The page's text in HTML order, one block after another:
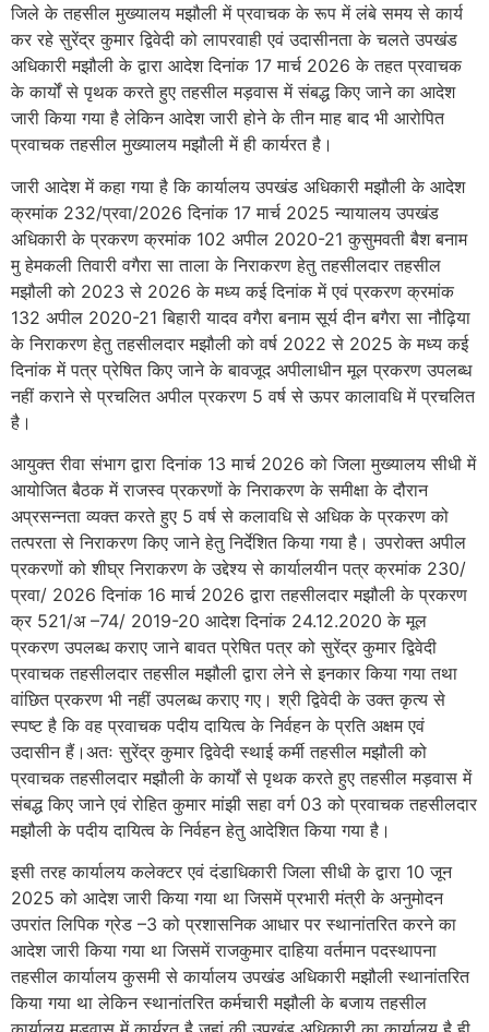
जिले के तहसील मुख्यालय मझौली में प्रवाचक के रूप में लंबे समय से कार्य
कर रहे सुरेंद्र कुमार द्विवेदी को लापरवाही एवं उदासीनता के चलते उपखंड
अधिकारी मझौली के द्वारा आदेश दिनांक 17 मार्च 2026 के तहत प्रवाचक
के कार्यों से पृथक करते हुए तहसील मड़वास में संबद्ध किए जाने का आदेश
जारी किया गया है लेकिन आदेश जारी होने के तीन माह बाद भी आरोपित
प्रवाचक तहसील मुख्यालय मझौली में ही कार्यरत है।
जारी आदेश में कहा गया है कि कार्यालय उपखंड अधिकारी मझौली के आदेश
क्रमांक 232/प्रवा/2026 दिनांक 17 मार्च 2025 न्यायालय उपखंड
अधिकारी के प्रकरण क्रमांक 102 अपील 2020-21 कुसुमवती बैश बनाम
मु हेमकली तिवारी वगैरा सा ताला के निराकरण हेतु तहसीलदार तहसील
मझौली को 2023 से 2026 के मध्य कई दिनांक में एवं प्रकरण क्रमांक
132 अपील 2020-21 बिहारी यादव वगैरा बनाम सूर्य दीन बगैरा सा नौढ़िया
के निराकरण हेतु तहसीलदार मझौली को वर्ष 2022 से 2025 के मध्य कई
दिनांक में पत्र प्रेषित किए जाने के बावजूद अपीलाधीन मूल प्रकरण उपलब्ध
नहीं कराने से प्रचलित अपील प्रकरण 5 वर्ष से ऊपर कालावधि में प्रचलित
है।
आयुक्त रीवा संभाग द्वारा दिनांक 13 मार्च 2026 को जिला मुख्यालय सीधी में
आयोजित बैठक में राजस्व प्रकरणों के निराकरण के समीक्षा के दौरान
अप्रसन्नता व्यक्त करते हुए 5 वर्ष से कलावधि से अधिक के प्रकरण को
तत्परता से निराकरण किए जाने हेतु निर्देशित किया गया है। उपरोक्त अपील
प्रकरणों को शीघ्र निराकरण के उद्देश्य से कार्यालयीन पत्र क्रमांक 230/
प्रवा/ 2026 दिनांक 16 मार्च 2026 द्वारा तहसीलदार मझौली के प्रकरण
क्र 521/अ –74/ 2019-20 आदेश दिनांक 24.12.2020 के मूल
प्रकरण उपलब्ध कराए जाने बावत प्रेषित पत्र को सुरेंद्र कुमार द्विवेदी
प्रवाचक तहसीलदार तहसील मझौली द्वारा लेने से इनकार किया गया तथा
वांछित प्रकरण भी नहीं उपलब्ध कराए गए। श्री द्विवेदी के उक्त कृत्य से
स्पष्ट है कि वह प्रवाचक पदीय दायित्व के निर्वहन के प्रति अक्षम एवं
उदासीन हैं।अतः सुरेंद्र कुमार द्विवेदी स्थाई कर्मी तहसील मझौली को
प्रवाचक तहसीलदार मझौली के कार्यों से पृथक करते हुए तहसील मड़वास में
संबद्ध किए जाने एवं रोहित कुमार मांझी सहा वर्ग 03 को प्रवाचक तहसीलदार
मझौली के पदीय दायित्व के निर्वहन हेतु आदेशित किया गया है।
इसी तरह कार्यालय कलेक्टर एवं दंडाधिकारी जिला सीधी के द्वारा 10 जून
2025 को आदेश जारी किया गया था जिसमें प्रभारी मंत्री के अनुमोदन
उपरांत लिपिक ग्रेड –3 को प्रशासनिक आधार पर स्थानांतरित करने का
आदेश जारी किया गया था जिसमें राजकुमार दाहिया वर्तमान पदस्थापना
तहसील कार्यालय कुसमी से कार्यालय उपखंड अधिकारी मझौली स्थानांतरित
किया गया था लेकिन स्थानांतरित कर्मचारी मझौली के बजाय तहसील